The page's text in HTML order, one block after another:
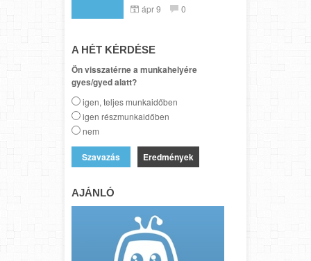
ápr 9 0
A HÉT KÉRDÉSE
Ön visszatérne a munkahelyére
gyes/gyed alatt?
igen, teljes munkaidőben
igen részmunkaidőben
nem
Eredmények
AJÁNLÓ